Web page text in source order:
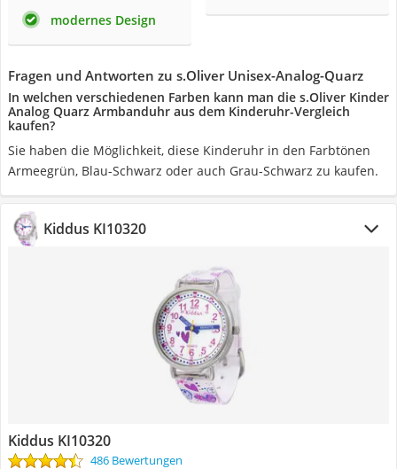
modernes Design
Fragen und Antworten zu s.Oliver Unisex-Analog-Quarz
In welchen verschiedenen Farben kann man die s.Oliver Kinder
Analog Quarz Armbanduhr aus dem Kinderuhr-Vergleich
kaufen?
Sie haben die Möglichkeit, diese Kinderuhr in den Farbtönen
Armeegrün, Blau-Schwarz oder auch Grau-Schwarz zu kaufen.
Kiddus KI10320
Kiddus KI10320
486 Bewertungen